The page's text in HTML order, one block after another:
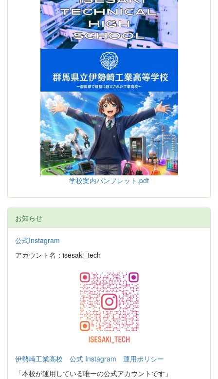
学校案内パンフレット.pdf
お知らせ
公式Instagram
アカウント名：isesaki_tech
伊勢崎工業高校 公式 Instagram 運用ポリシー
「本校が運用している唯一の公式アカウントです」